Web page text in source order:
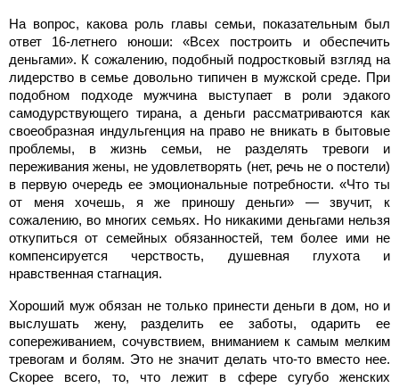
На вопрос, какова роль главы семьи, показательным был
ответ 16-летнего юноши: «Всех построить и обеспечить
деньгами». К сожалению, подобный подростковый взгляд на
лидерство в семье довольно типичен в мужской среде. При
подобном подходе мужчина выступает в роли эдакого
самодурствующего тирана, а деньги рассматриваются как
своеобразная индульгенция на право не вникать в бытовые
проблемы, в жизнь семьи, не разделять тревоги и
переживания жены, не удовлетворять (нет, речь не о постели)
в первую очередь ее эмоциональные потребности. «Что ты
от меня хочешь, я же приношу деньги» — звучит, к
сожалению, во многих семьях. Но никакими деньгами нельзя
откупиться от семейных обязанностей, тем более ими не
компенсируется черствость, душевная глухота и
нравственная стагнация.
Хороший муж обязан не только принести деньги в дом, но и
выслушать жену, разделить ее заботы, одарить ее
сопереживанием, сочувствием, вниманием к самым мелким
тревогам и болям. Это не значит делать что-то вместо нее.
Скорее всего, то, что лежит в сфере сугубо женских